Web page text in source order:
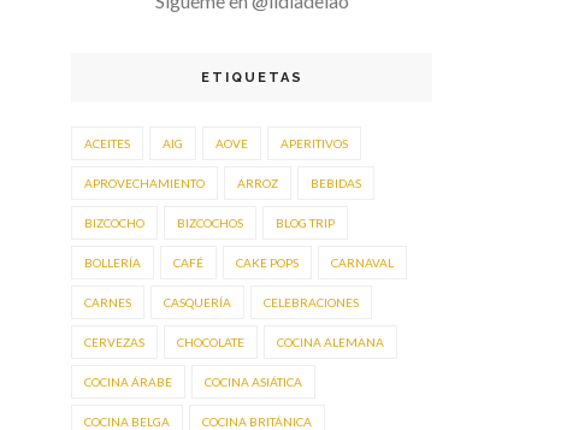
ETIQUETAS
ACEITES AIG AOVE APERITIVOS
APROVECHAMIENTO ARROZ BEBIDAS
BIZCOCHO BIZCOCHOS BLOG TRIP
BOLLERÍA CAFÉ CAKE POPS CARNAVAL
CARNES CASQUERÍA CELEBRACIONES
CERVEZAS CHOCOLATE COCINA ALEMANA
COCINA ÁRABE COCINA ASIÁTICA
COCINA BELGA COCINA BRITÁNICA